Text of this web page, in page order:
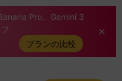
Pro、Gemini 3
プランの比較